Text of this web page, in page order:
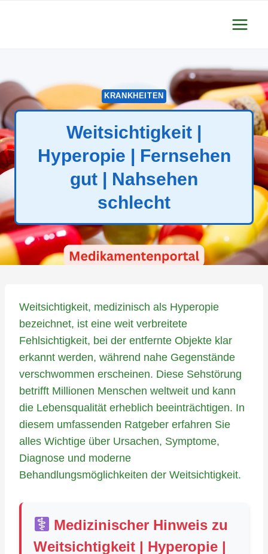
KRANKHEITEN
Weitsichtigkeit |
Hyperopie | Fernsehen
gut | Nahsehen
schlecht
Weitsichtigkeit, medizinisch als Hyperopie
bezeichnet, ist eine weit verbreitete
Fehlsichtigkeit, bei der entfernte Objekte klar
erkannt werden, während nahe Gegenstände
verschwommen erscheinen. Diese Sehstörung
betrifft Millionen Menschen weltweit und kann
die Lebensqualität erheblich beeinträchtigen. In
diesem umfassenden Ratgeber erfahren Sie
alles Wichtige über Ursachen, Symptome,
Diagnose und moderne
Behandlungsmöglichkeiten der Weitsichtigkeit.
Medizinischer Hinweis zu
Weitsichtigkeit | Hyperopie |